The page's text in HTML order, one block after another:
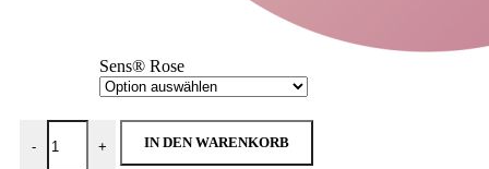
Sens® Rose
-
Pulse Scheibe Menge
+ IN DEN WARENKORB